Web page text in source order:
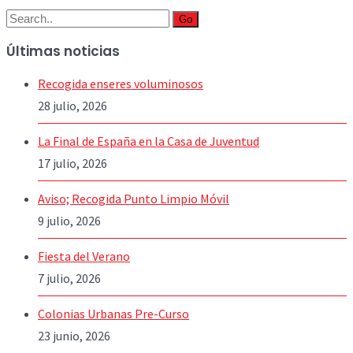
Go
Últimas noticias
Recogida enseres voluminosos
28 julio, 2026
La Final de España en la Casa de Juventud
17 julio, 2026
Aviso; Recogida Punto Limpio Móvil
9 julio, 2026
Fiesta del Verano
7 julio, 2026
Colonias Urbanas Pre-Curso
23 junio, 2026